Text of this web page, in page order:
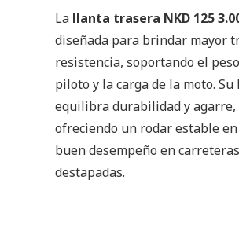
La llanta trasera NKD 125
diseñada para brindar mayor
resistencia, soportando el
piloto y la carga de la moto. Su
equilibra durabilidad y agarre,
ofreciendo un rodar estable
buen desempeño en carreteras
destapadas.